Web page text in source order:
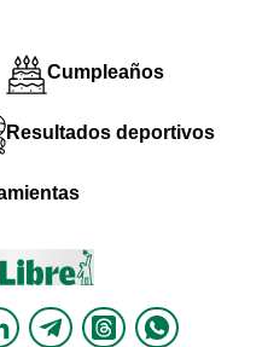
Cumpleaños
Resultados deportivos